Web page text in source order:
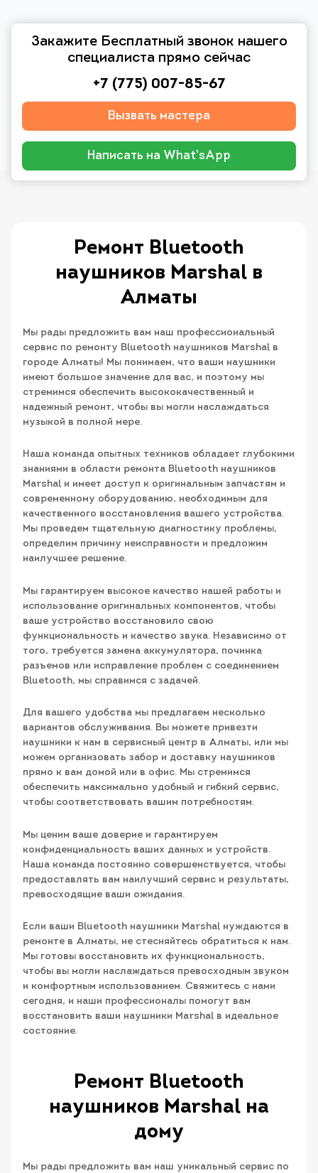
Закажите Бесплатный звонок нашего
специалиста прямо сейчас
+7 (775) 007-85-67
Вызвать мастера
Написать на What'sApp
Ремонт Bluetooth
наушников Marshal в
Алматы
Мы рады предложить вам наш профессиональный
сервис по ремонту Bluetooth наушников Marshal в
городе Алматы! Мы понимаем, что ваши наушники
имеют большое значение для вас, и поэтому мы
стремимся обеспечить высококачественный и
надежный ремонт, чтобы вы могли наслаждаться
музыкой в полной мере.
Наша команда опытных техников обладает глубокими
знаниями в области ремонта Bluetooth наушников
Marshal и имеет доступ к оригинальным запчастям и
современному оборудованию, необходимым для
качественного восстановления вашего устройства.
Мы проведем тщательную диагностику проблемы,
определим причину неисправности и предложим
наилучшее решение.
Мы гарантируем высокое качество нашей работы и
использование оригинальных компонентов, чтобы
ваше устройство восстановило свою
функциональность и качество звука. Независимо от
того, требуется замена аккумулятора, починка
разъемов или исправление проблем с соединением
Bluetooth, мы справимся с задачей.
Для вашего удобства мы предлагаем несколько
вариантов обслуживания. Вы можете привезти
наушники к нам в сервисный центр в Алматы, или мы
можем организовать забор и доставку наушников
прямо к вам домой или в офис. Мы стремимся
обеспечить максимально удобный и гибкий сервис,
чтобы соответствовать вашим потребностям.
Мы ценим ваше доверие и гарантируем
конфиденциальность ваших данных и устройств.
Наша команда постоянно совершенствуется, чтобы
предоставлять вам наилучший сервис и результаты,
превосходящие ваши ожидания.
Если ваши Bluetooth наушники Marshal нуждаются в
ремонте в Алматы, не стесняйтесь обратиться к нам.
Мы готовы восстановить их функциональность,
чтобы вы могли наслаждаться превосходным звуком
и комфортным использованием. Свяжитесь с нами
сегодня, и наши профессионалы помогут вам
восстановить ваши наушники Marshal в идеальное
состояние.
Ремонт Bluetooth
наушников Marshal на
дому
Мы рады предложить вам наш уникальный сервис по